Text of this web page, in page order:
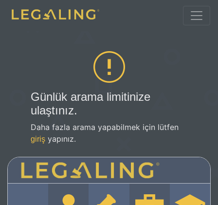
Günlük arama limitinize
ulaştınız.
Daha fazla arama yapabilmek için lütfen
giriş yapınız.